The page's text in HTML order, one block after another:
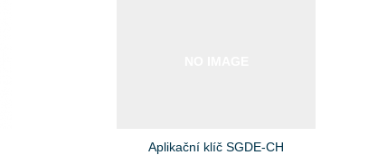
Aplikační klíč SGDE-CH